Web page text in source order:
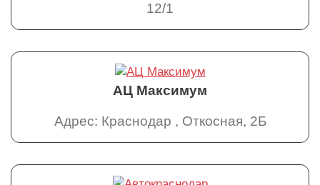
12/1
АЦ Максимум
Адрес: Краснодар , Откосная, 2Б